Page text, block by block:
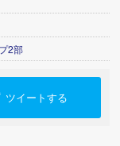
2部
ツイートする